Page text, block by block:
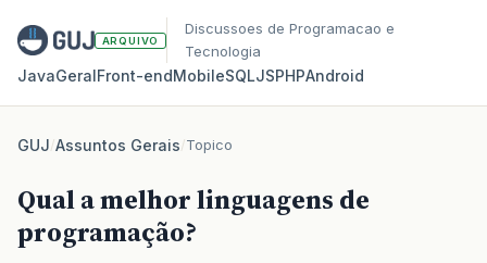
ARQUIVO
Discussoes de Programacao e
Tecnologia
JavaGeralFront‑endMobileSQLJSPHPAndroid
GUJ/Assuntos Gerais/Topico
Qual a melhor linguagens de
programação?